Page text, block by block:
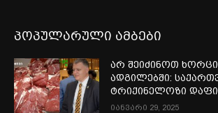
პოპულარული ამბები
არ შეიძინოთ ხორცი
ადგილებში:
ტრიქინელოზი
იანვარი 29, 2025